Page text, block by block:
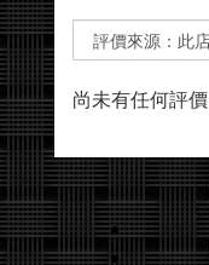
尚未有任何評價